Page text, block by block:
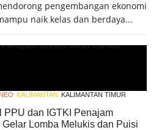
pengembangan ekonomi
naik kelas dan berdaya...
KALIMANTAN KALIMANTAN TIMUR
PPU dan IGTKI Penajam
Gelar Lomba Melukis dan Puisi